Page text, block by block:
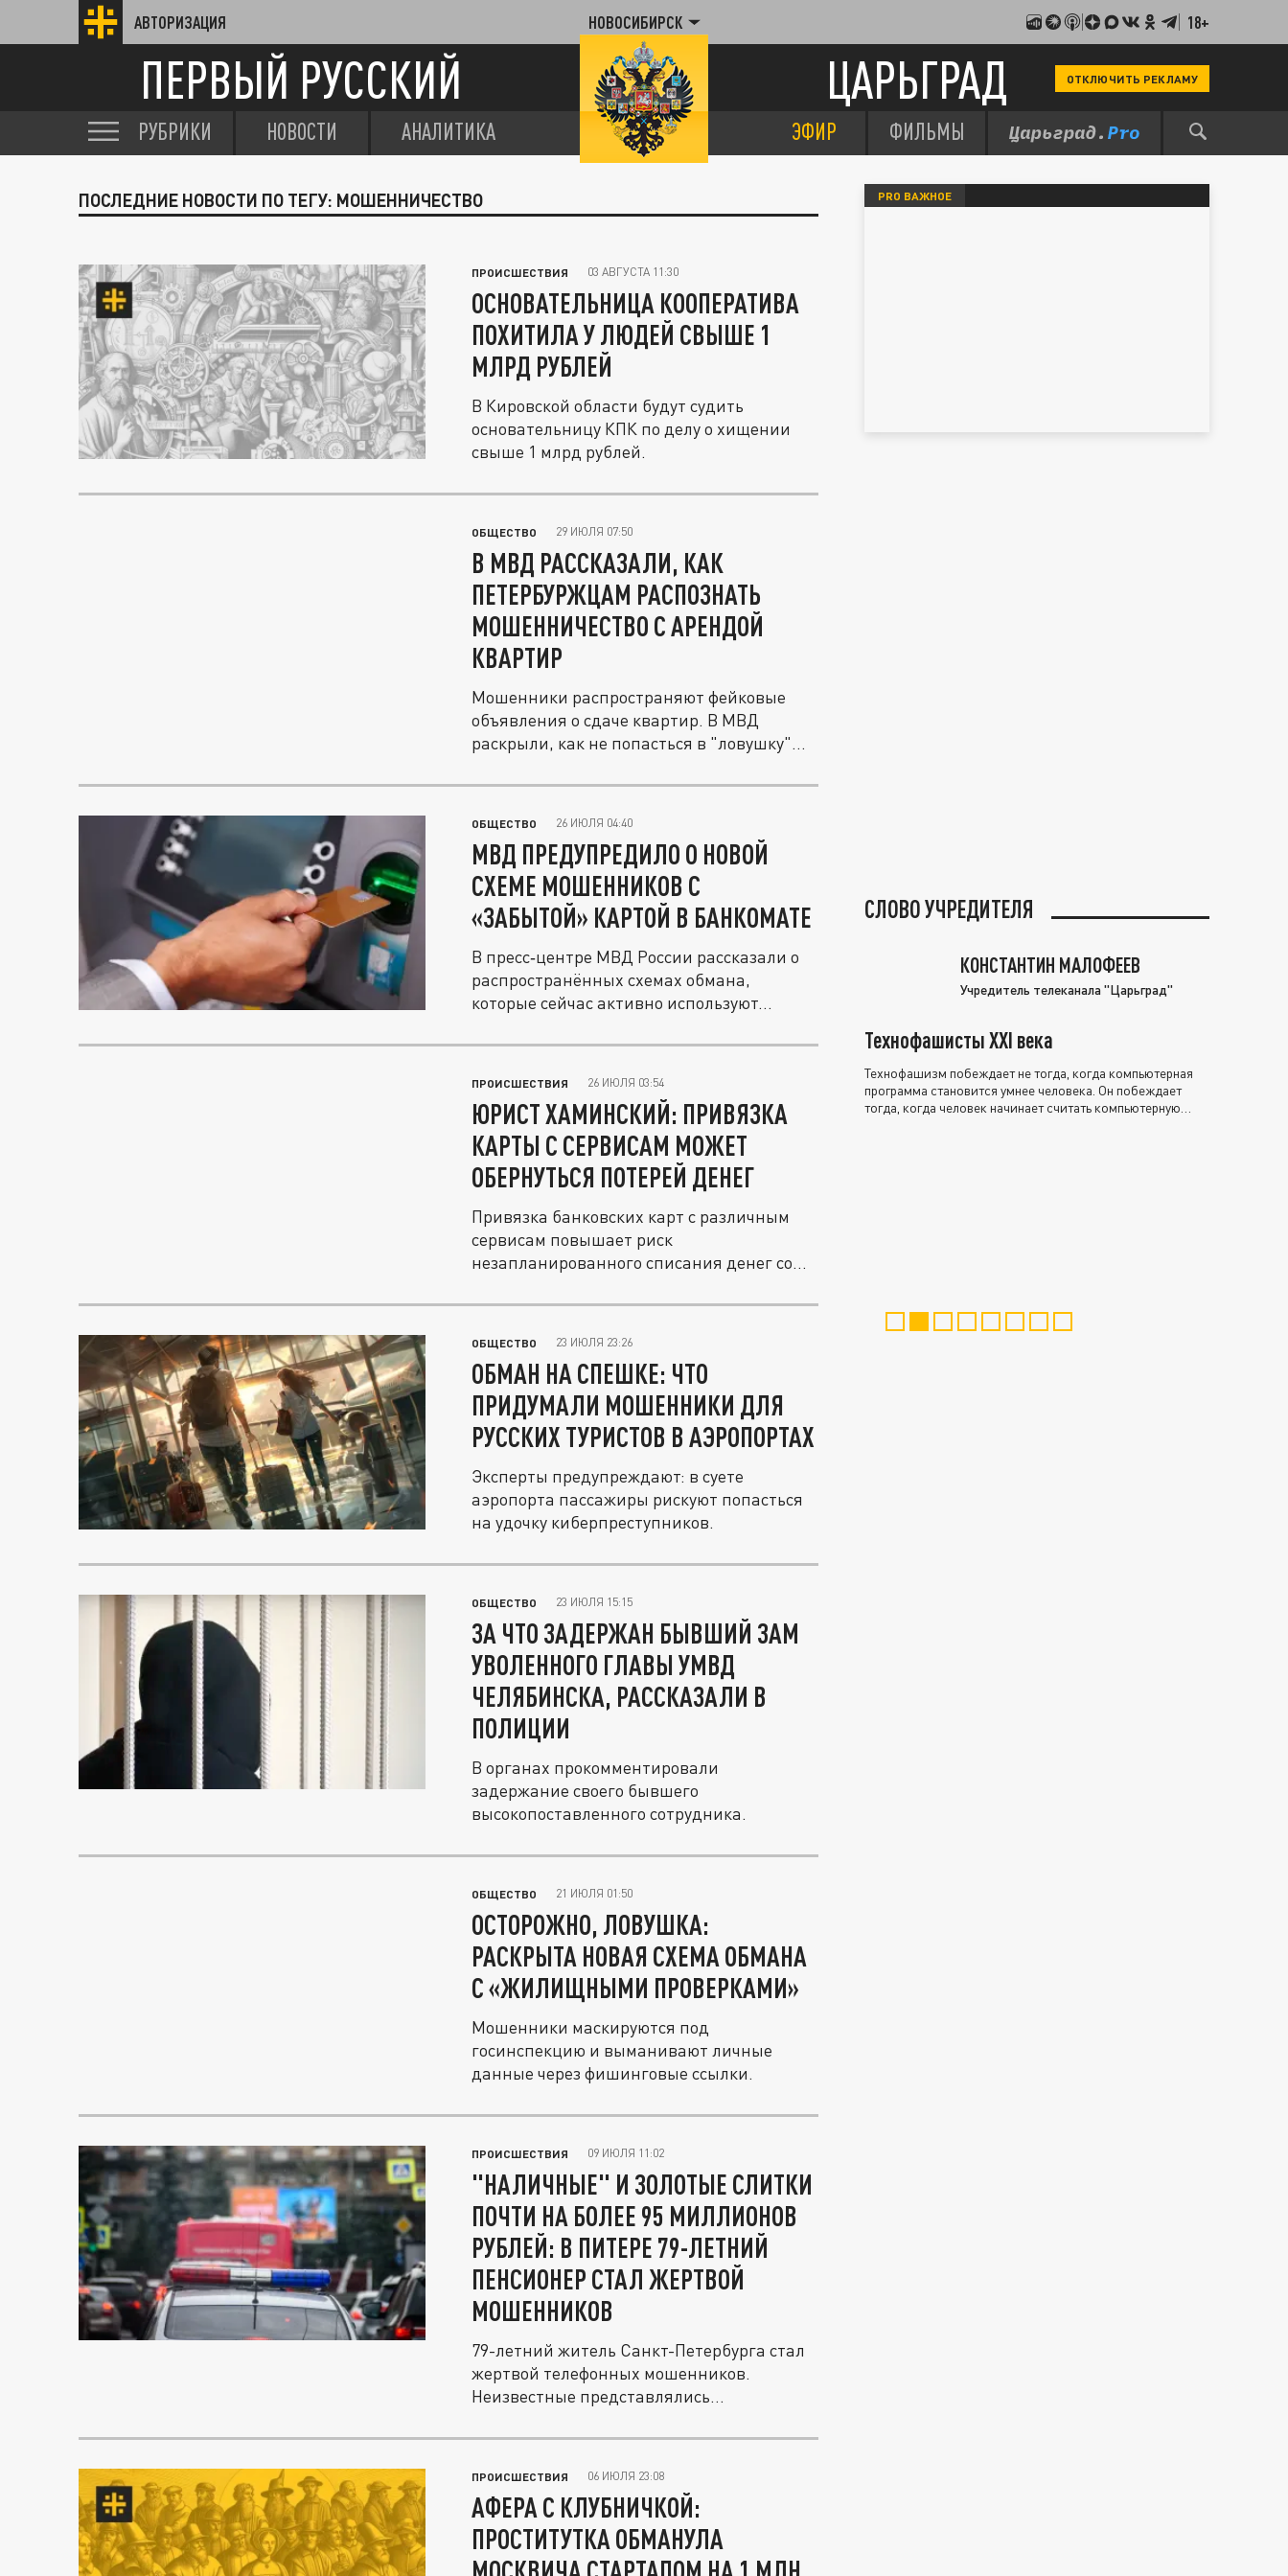
АВТОРИЗАЦИЯ НОВОСИБИРСК 18+
ПЕРВЫЙ РУССКИЙ ЦАРЬГРАД ОТКЛЮЧИТЬ РЕКЛАМУ
РУБРИКИ НОВОСТИ АНАЛИТИКА ЭФИР ФИЛЬМЫ
ПОСЛЕДНИЕ НОВОСТИ ПО ТЕГУ: МОШЕННИЧЕСТВО
ПРОИСШЕСТВИЯ 03 АВГУСТА 11:30
ОСНОВАТЕЛЬНИЦА КООПЕРАТИВА
ПОХИТИЛА У ЛЮДЕЙ СВЫШЕ 1
МЛРД РУБЛЕЙ
В Кировской области будут судить
основательницу КПК по делу о хищении
свыше 1 млрд рублей.
ОБЩЕСТВО 29 ИЮЛЯ 07:50
В МВД РАССКАЗАЛИ, КАК
ПЕТЕРБУРЖЦАМ РАСПОЗНАТЬ
МОШЕННИЧЕСТВО С АРЕНДОЙ
КВАРТИР
Мошенники распространяют фейковые
объявления о сдаче квартир. В МВД
раскрыли, как не попасться в "ловушку"
ОБЩЕСТВО 26 ИЮЛЯ 04:40
МВД ПРЕДУПРЕДИЛО О НОВОЙ
СХЕМЕ МОШЕННИКОВ С
«ЗАБЫТОЙ» КАРТОЙ В БАНКОМАТЕ
В пресс‑центре МВД России рассказали о
распространённых схемах обмана,
которые сейчас активно используют...
ПРОИСШЕСТВИЯ 26 ИЮЛЯ 03:54
ЮРИСТ ХАМИНСКИЙ: ПРИВЯЗКА
КАРТЫ С СЕРВИСАМ МОЖЕТ
ОБЕРНУТЬСЯ ПОТЕРЕЙ ДЕНЕГ
Привязка банковских карт с различным
сервисам повышает риск
незапланированного списания денег со
ОБЩЕСТВО 23 ИЮЛЯ 23:26
ОБМАН НА СПЕШКЕ: ЧТО
ПРИДУМАЛИ МОШЕННИКИ ДЛЯ
РУССКИХ ТУРИСТОВ В АЭРОПОРТАХ
Эксперты предупреждают: в суете
аэропорта пассажиры рискуют попасться
на удочку киберпреступников.
ОБЩЕСТВО 23 ИЮЛЯ 15:15
ЗА ЧТО ЗАДЕРЖАН БЫВШИЙ ЗАМ
УВОЛЕННОГО ГЛАВЫ УМВД
ЧЕЛЯБИНСКА, РАССКАЗАЛИ В
ПОЛИЦИИ
В органах прокомментировали
задержание своего бывшего
высокопоставленного сотрудника.
ОБЩЕСТВО 21 ИЮЛЯ 01:50
ОСТОРОЖНО, ЛОВУШКА:
РАСКРЫТА НОВАЯ СХЕМА ОБМАНА
С «ЖИЛИЩНЫМИ ПРОВЕРКАМИ»
Мошенники маскируются под
госинспекцию и выманивают личные
данные через фишинговые ссылки.
ПРОИСШЕСТВИЯ 09 ИЮЛЯ 11:02
"НАЛИЧНЫЕ" И ЗОЛОТЫЕ СЛИТКИ
ПОЧТИ НА БОЛЕЕ 95 МИЛЛИОНОВ
РУБЛЕЙ: В ПИТЕРЕ 79-ЛЕТНИЙ
ПЕНСИОНЕР СТАЛ ЖЕРТВОЙ
МОШЕННИКОВ
79-летний житель Санкт-Петербурга стал
жертвой телефонных мошенников.
Неизвестные представлялись
ПРОИСШЕСТВИЯ 06 ИЮЛЯ 23:08
АФЕРА С КЛУБНИЧКОЙ:
ПРОСТИТУТКА ОБМАНУЛА
PRO ВАЖНОЕ
СЛОВО УЧРЕДИТЕЛЯ
КОНСТАНТИН МАЛОФЕЕВ
Учредитель телеканала "Царьград"
Технофашисты XXI века
Технофашизм побеждает не тогда, когда компьютерная
программа становится умнее человека. Он побеждает
тогда, когда человек начинает считать компьютерную